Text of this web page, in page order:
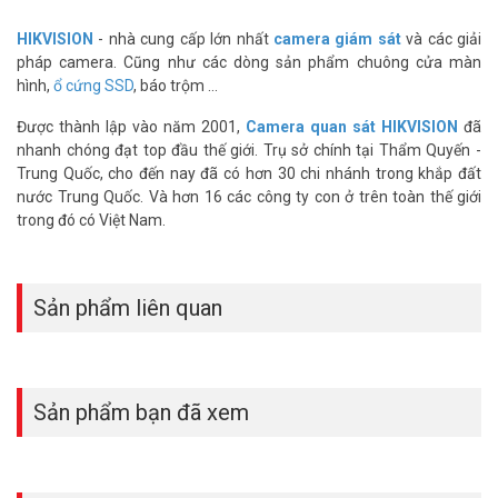
trong mọi điều kiện thời tiết.
Camera Hikvision DS-2CD1B47G2H-
LIUF/SRB Phù Hợp Với Ai?
Sản phẩm này đặc biệt phù hợp với:
Gia đình muốn tăng cường an ninh cho ngôi nhà của mình.
Chủ cửa hàng, doanh nghiệp nhỏ cần giám sát hoạt động
Thông số kỹ thuật camera IP thân trụ 4MP
– Camera ColorVu phát hiện người phương tiện, cùng Chế độ đèn
thông minh
– Độ phân giải tối đa 2560 × 1440/20fps
HIKVISION - nhà cung cấp lớn nhất camera giám sátvà các giải
pháp camera. Cũng như các dòng sản phẩm chuông cửa màn
hình, ổ cứng SSD, báo trộm ...
Được thành lập vào năm 2001, Camera quan sát HIKVISION đã
nhanh chóng đạt top đầu thế giới. Trụ sở chính tại Thẩm Quyến -
Trung Quốc, cho đến nay đã có hơn 30 chi nhánh trong khắp đất
nước Trung Quốc. Và hơn 16 các công ty con ở trên toàn thế giới
trong đó có Việt Nam.
Sản phẩm liên quan
Sản phẩm bạn đã xem